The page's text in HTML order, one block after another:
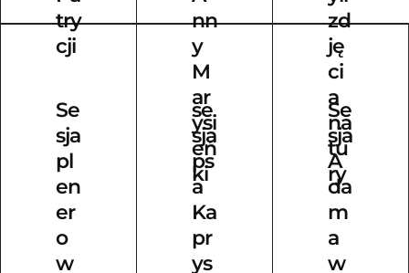
try
cji
nn
y
M
ar
ysi
eń
ki
zd
ję
ci
a
na
tu
ry
Se
sja
pl
en
er
o
w
se
sja
ps
a
Ka
pr
ys
Se
sja
A
da
m
a
w